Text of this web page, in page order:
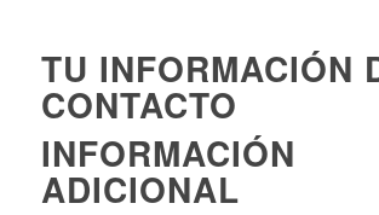
TU INFORMACIÓN
CONTACTO
INFORMACIÓN
ADICIONAL